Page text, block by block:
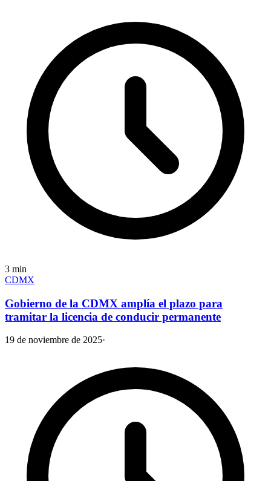
3 min
CDMX
Gobierno de la CDMX amplía el plazo para
tramitar la licencia de conducir permanente
19 de noviembre de 2025·